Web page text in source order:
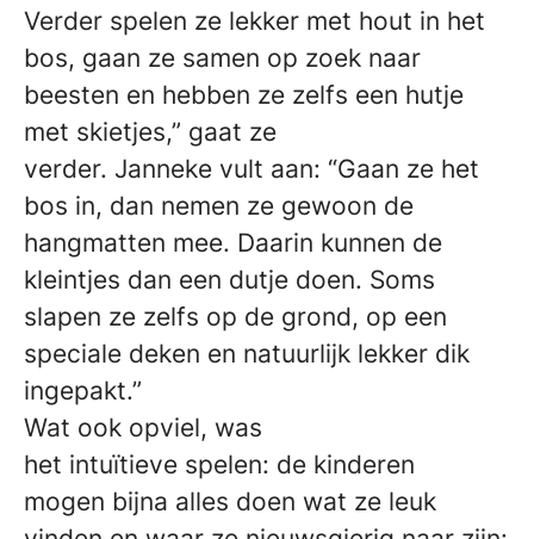
Verder spelen ze lekker met hout in het
bos, gaan ze samen op zoek naar
beesten en hebben ze zelfs een hutje
met skietjes,” gaat ze
verder. Janneke vult aan: “Gaan ze het
bos in, dan nemen ze gewoon de
hangmatten mee. Daarin kunnen de
kleintjes dan een dutje doen. Soms
slapen ze zelfs op de grond, op een
speciale deken en natuurlijk lekker dik
ingepakt.”
Wat ook opviel, was
het intuïtieve spelen: de kinderen
mogen bijna alles doen wat ze leuk